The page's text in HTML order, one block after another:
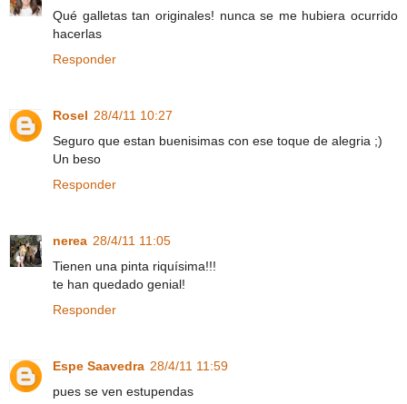
Qué galletas tan originales! nunca se me hubiera ocurrido
hacerlas
Responder
Rosel 28/4/11 10:27
Seguro que estan buenisimas con ese toque de alegria ;)
Un beso
Responder
nerea 28/4/11 11:05
Tienen una pinta riquísima!!!
te han quedado genial!
Responder
Espe Saavedra 28/4/11 11:59
pues se ven estupendas